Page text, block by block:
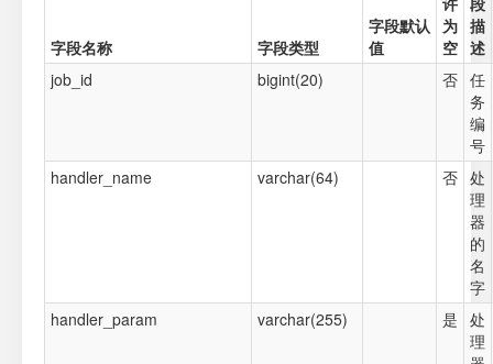
字段名称 字段类型
字段默认
值
为
空
描
述
job_id
bigint(20) 否 任
务
编
号
handler_name
varchar(64) 否 处
理
器
的
名
字
handler_param
varchar(255) 是 处
理